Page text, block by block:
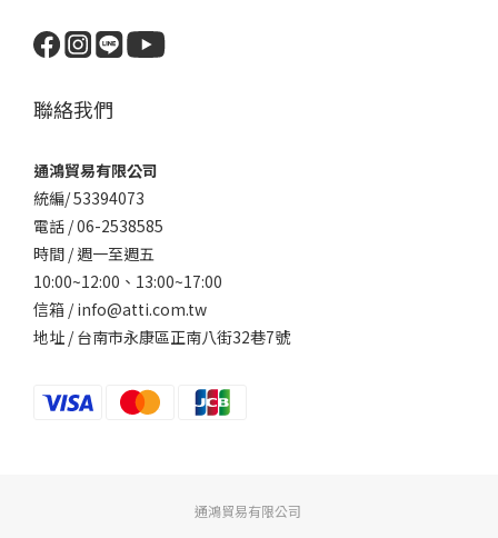
聯絡我們
通鴻貿易有限公司
統編/ 53394073
電話 / 06-2538585
時間 / 週一至週五
10:00~12:00、 13:00~17:00
信箱 / info@atti.com.tw
地址 / 台南市永康區正南八街32巷7號
通鴻貿易有限公司